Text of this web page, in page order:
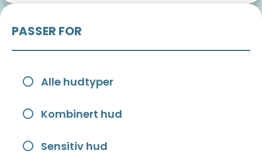
PASSER FOR
Alle hudtyper
Kombinert hud
Sensitiv hud